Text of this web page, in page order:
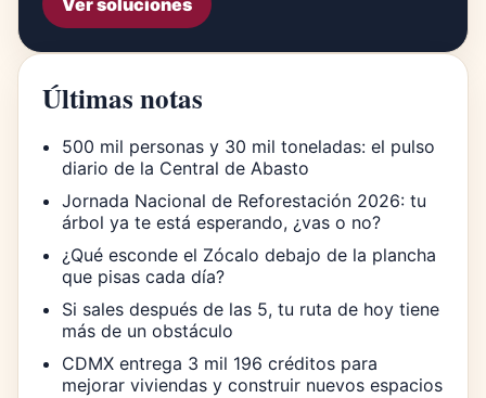
Ver soluciones
Últimas notas
500 mil personas y 30 mil toneladas: el pulso
diario de la Central de Abasto
Jornada Nacional de Reforestación 2026: tu
árbol ya te está esperando, ¿vas o no?
¿Qué esconde el Zócalo debajo de la plancha
que pisas cada día?
Si sales después de las 5, tu ruta de hoy tiene
más de un obstáculo
CDMX entrega 3 mil 196 créditos para
mejorar viviendas y construir nuevos espacios